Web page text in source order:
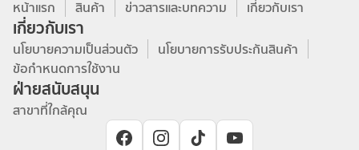
หน้าแรก สินค้า ข่าวสารและบทความ เกี่ยวกับเรา
เกี่ยวกับเรา
นโยบายความเป็นส่วนตัว
นโยบายการรับประกันสินค้า
ข้อกำหนดการใช้งาน
ฝ่ายสนับสนุน
สาขาที่ใกล้คุณ